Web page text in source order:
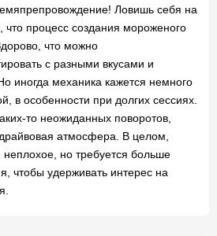
Ловишь себя на
что процесс создания мороженого
что можно
с разными вкусами и
иногда механика кажется немного
в особенности при долгих сессиях.
то неожиданных поворотов,
атмосфера. В целом,
неплохое, но требуется больше
чтобы удерживать интерес на